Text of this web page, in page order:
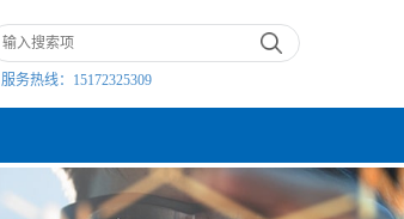
服务热线： 15172325309